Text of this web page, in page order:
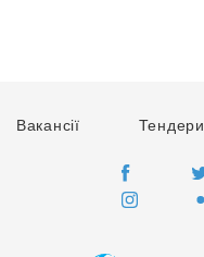
Вакансії Тендери